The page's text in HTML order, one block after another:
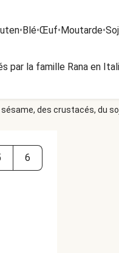
•Blé•Œuf•Moutarde•
par la famille Rana en
des crustacés, du
6